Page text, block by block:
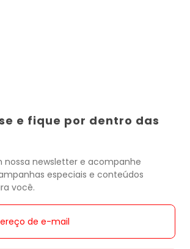
e fique por dentro das
nossa newsletter e acompanhe
especiais e conteúdos
você.